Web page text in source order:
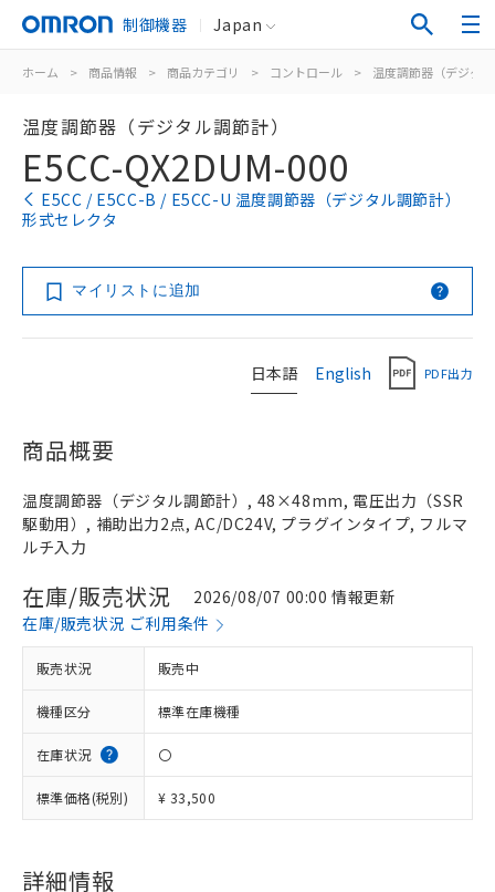
制御機器 Japan
ホーム > 商品情報 > 商品カテゴリ > コントロール > 温度調節器（デジタ
温度調節器（デジタル調節計）
E5CC-QX2DUM-000
E5CC / E5CC-B / E5CC-U 温度調節器（デジタル調節計）
形式セレクタ
マイリストに追加
日本語 English PDF出力
商品概要
温度調節器（デジタル調節計）, 48×48mm, 電圧出力（SSR
駆動用）, 補助出力2点, AC/DC24V, プラグインタイプ, フルマ
ルチ入力
在庫/販売状況
2026/08/07 00:00 情報更新
在庫/販売状況 ご利用条件
販売状況 販売中
機種区分 標準在庫機種
在庫状況 〇
標準価格(税別) ¥ 33,500
詳細情報